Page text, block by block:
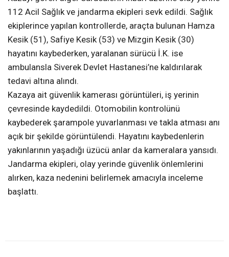
112 Acil Sağlık ve jandarma ekipleri sevk edildi. Sağlık
ekiplerince yapılan kontrollerde, araçta bulunan Hamza
Kesik (51), Safiye Kesik (53) ve Mizgin Kesik (30)
hayatını kaybederken, yaralanan sürücü İ.K. ise
ambulansla Siverek Devlet Hastanesi’ne kaldırılarak
tedavi altına alındı.
Kazaya ait güvenlik kamerası görüntüleri, iş yerinin
çevresinde kaydedildi. Otomobilin kontrolünü
kaybederek şarampole yuvarlanması ve takla atması anı
açık bir şekilde görüntülendi. Hayatını kaybedenlerin
yakınlarının yaşadığı üzücü anlar da kameralara yansıdı.
Jandarma ekipleri, olay yerinde güvenlik önlemlerini
alırken, kaza nedenini belirlemek amacıyla inceleme
başlattı.